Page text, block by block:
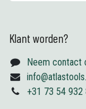
Klant worden?
Neem contact
+31 73 54 932